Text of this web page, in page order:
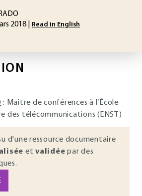
2018 | Read in English
: Maître de conférences à l’École
des télécommunications (ENST)
d'une ressource documentaire
et validée par des